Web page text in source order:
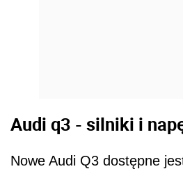
Audi q3 - silniki i
Nowe Audi Q3 dostępne